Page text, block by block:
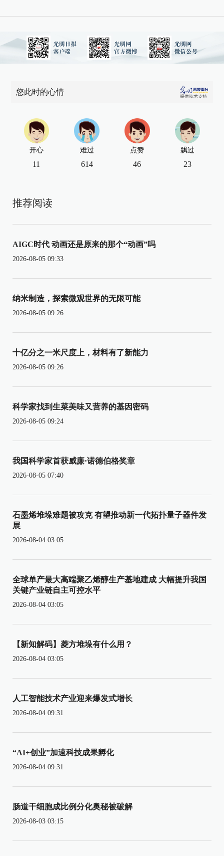
您此时的心情
开心
11
难过
614
点赞
46
飘过
23
推荐阅读
AIGC时代 动画还是原来的那个“动画”吗
2026-08-05 09:33
纳米制造，探索微观世界的无限可能
2026-08-05 09:26
十亿分之一米尺度上，材料有了新能力
2026-08-05 09:26
科学家找到生菜美味又营养的基因密码
2026-08-05 09:24
我国科学家首获威廉·诺德伯格奖章
2026-08-05 07:40
石墨烯堆垛难题被攻克 有望推动新一代拓扑量子器件发
展
2026-08-04 03:05
全球单产最大高端聚乙烯醇生产基地建成 大幅提升我国
关键产业链自主可控水平
2026-08-04 03:05
【新知解码】菱方堆垛有什么用？
2026-08-04 03:05
人工智能技术产业迎来爆发式增长
2026-08-04 09:31
“AI+创业”加速科技成果孵化
2026-08-04 09:31
肠道干细胞成比例分化奥秘被破解
2026-08-03 03:15